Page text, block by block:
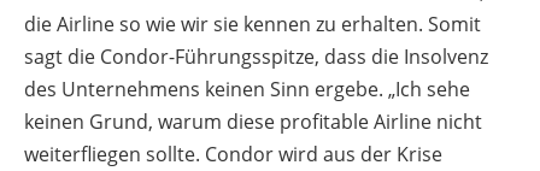
die Airline so wie wir sie kennen zu erhalten. Somit
sagt die Condor-Führungsspitze, dass die Insolvenz
des Unternehmens keinen Sinn ergebe. „Ich sehe
keinen Grund, warum diese profitable Airline nicht
weiterfliegen sollte. Condor wird aus der Krise